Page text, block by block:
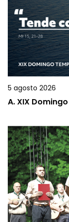
5 agosto 2026
A.XIX